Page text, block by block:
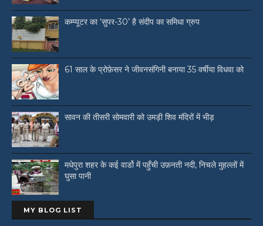
कम्प्यूटर का ‘सुपर-30’ है संदीप का समिधा ग्रुप
61 साल के प्रोफ़ेसर ने जीवनसंगिनी बनाया 35 वर्षीया विधवा को
सावन की तीसरी सोमवारी को उमड़ी शिव मंदिरों में भीड़
मधेपुरा शहर के कई वार्डो में पहुँची उफ़नती नदी, निचले मुहल्लों में
घुसा पानी
MY BLOG LIST